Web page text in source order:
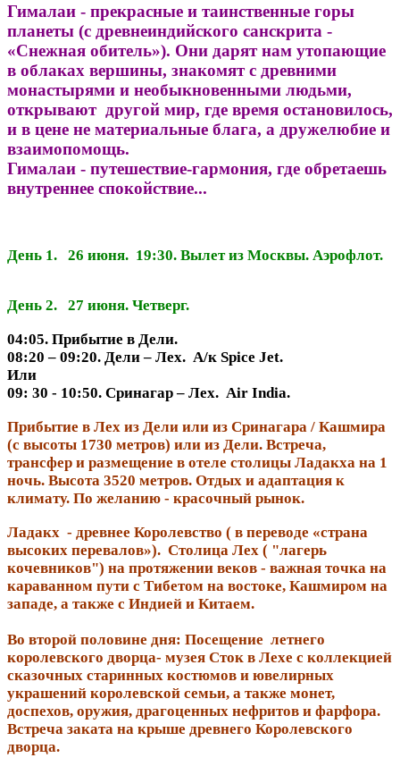
Гималаи - прекрасные и таинственные горы
планеты (с древнеиндийского санскрита -
«Снежная обитель»). Они дарят нам утопающие
в облаках вершины, знакомят с древними
монастырями и необыкновенными людьми,
открывают другой мир, где время остановилось,
и в цене не материальные блага, а дружелюбие и
взаимопомощь.
Гималаи - путешествие-гармония, где обретаешь
внутреннее спокойствие...
День 1. 26 июня. 19:30. Вылет из Москвы. Аэрофлот.
День 2. 27 июня. Четверг.
04:05. Прибытие в Дели.
08:20 – 09:20. Дели – Лех. А/к Spice Jet.
Или
09: 30 - 10:50. Сринагар – Лех. Air India.
Прибытие в Лех из Дели или из Сринагара / Кашмира
(с высоты 1730 метров) или из Дели. Встреча,
трансфер и размещение в отеле столицы Ладакха на 1
ночь. Высота 3520 метров. Отдых и адаптация к
климату. По желанию - красочный рынок.
Ладакх - древнее Королевство ( в переводе «страна
высоких перевалов»). Столица Лех ( "лагерь
кочевников") на протяжении веков - важная точка на
караванном пути с Тибетом на востоке, Кашмиром на
западе, а также с Индией и Китаем.
Во второй половине дня: Посещение летнего
королевского дворца- музея Сток в Лехе с коллекцией
сказочных старинных костюмов и ювелирных
украшений королевской семьи, а также монет,
доспехов, оружия, драгоценных нефритов и фарфора.
Встреча заката на крыше древнего Королевского
дворца.